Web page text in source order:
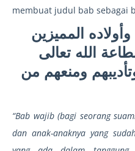
membuat judul bab sebagai
المميزين
الله تعالى
ومنعهم من
“Bab wajib (bagi seorang
dan anak-anaknya yang